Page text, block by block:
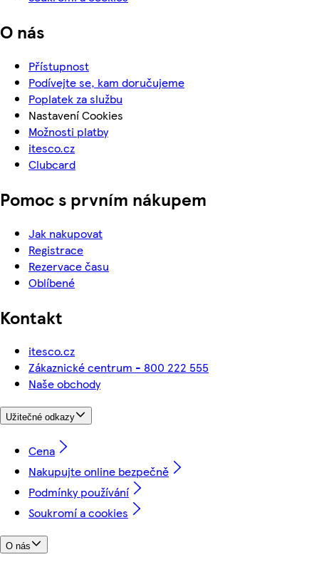
O nás
Přístupnost
Podívejte se, kam doručujeme
Poplatek za službu
Nastavení Cookies
Možnosti platby
itesco.cz
Clubcard
Pomoc s prvním nákupem
Jak nakupovat
Registrace
Rezervace času
Oblíbené
Kontakt
itesco.cz
Zákaznické centrum - 800 222 555
Naše obchody
Užitečné odkazy
Cena
Nakupujte online bezpečně
Podmínky používání
Soukromí a cookies
O nás